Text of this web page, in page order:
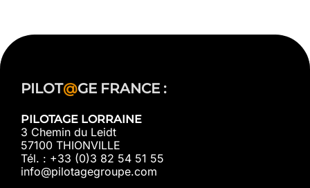
PILOT@GE FRANCE :
PILOTAGE LORRAINE
3 Chemin du Leidt
57100 THIONVILLE
Tél. : +33 (0)3 82 54 51 55
info@pilotagegroupe.com